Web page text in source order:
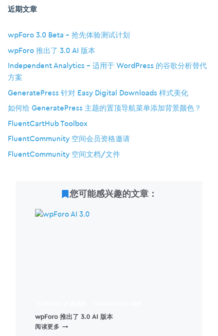
近期文章
wpForo 3.0 Beta – 抢先体验测试计划
wpForo 推出了 3.0 AI 版本
Independent Analytics – 适用于 WordPress 的谷歌分析替代
方案
GeneratePress 针对 Easy Digital Downloads 样式美化
如何给 GeneratePress 主题的置顶导航菜单添加背景颜色？
FluentCartHub Toolbox
FluentCommunity 空间会员资格邀请
FluentCommunity 空间文档/文件
您可能感兴趣的文章：
wpForo 推出了 3.0 AI 版本
阅读更多 WPFORO